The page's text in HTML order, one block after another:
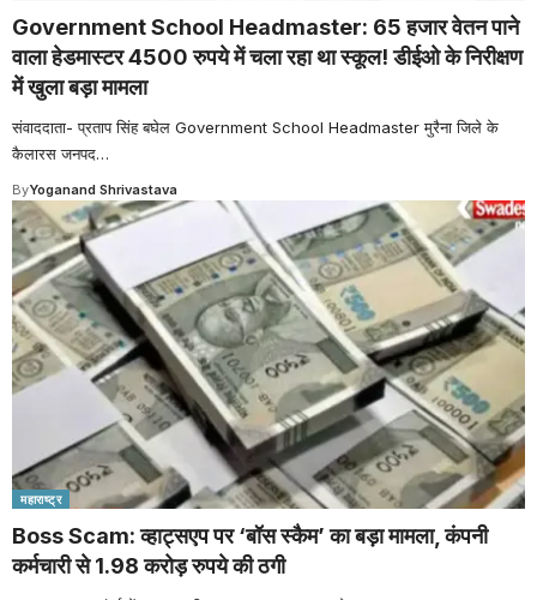
Government School Headmaster: 65 हजार वेतन पाने
वाला हेडमास्टर 4500 रुपये में चला रहा था स्कूल! डीईओ के निरीक्षण
में खुला बड़ा मामला
संवाददाता- प्रताप सिंह बघेल Government School Headmaster मुरैना जिले के
कैलारस जनपद…
ByYoganand Shrivastava
महाराष्ट्र
Boss Scam: व्हाट्सएप पर ‘बॉस स्कैम’ का बड़ा मामला, कंपनी
कर्मचारी से 1.98 करोड़ रुपये की ठगी